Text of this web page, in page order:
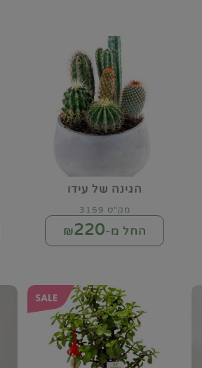
הגינה של עידו
מק"ט 3159
החל מ-₪220